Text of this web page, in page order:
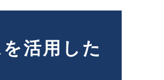
活用した